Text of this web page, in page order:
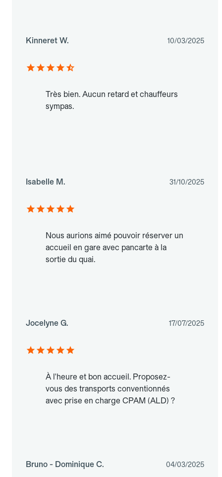
Kinneret W. 10/03/2025
Très bien. Aucun retard et chauffeurs
sympas.
Isabelle M. 31/10/2025
Nous aurions aimé pouvoir réserver un
accueil en gare avec pancarte à la
sortie du quai.
Jocelyne G. 17/07/2025
À l'heure et bon accueil. Proposez-
vous des transports conventionnés
avec prise en charge CPAM (ALD) ?
Bruno - Dominique C. 04/03/2025